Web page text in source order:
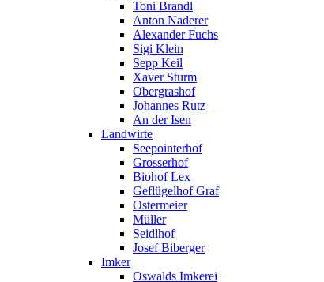
Toni Brandl
Anton Naderer
Alexander Fuchs
Sigi Klein
Sepp Keil
Xaver Sturm
Obergrashof
Johannes Rutz
An der Isen
Landwirte
Seepointerhof
Grosserhof
Biohof Lex
Geflügelhof Graf
Ostermeier
Müller
Seidlhof
Josef Biberger
Imker
Oswalds Imkerei